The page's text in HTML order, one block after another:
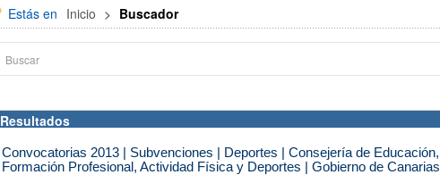
Estás en Inicio > Buscador
Resultados
Convocatorias 2013 | Subvenciones | Deportes | Consejería de Educación,
Formación Profesional, Actividad Física y Deportes | Gobierno de Canarias